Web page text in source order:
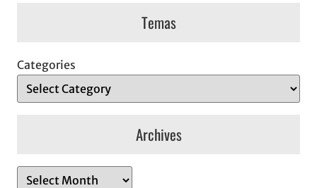
Temas
Categories
Archives